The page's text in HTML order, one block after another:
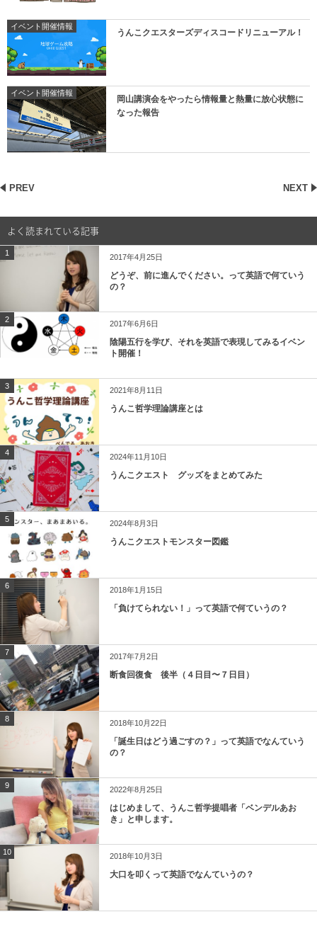
イベント開催情報
うんこクエスターズディスコードリニューアル！
イベント開催情報
岡山講演会をやったら情報量と熱量に放心状態に
なった報告
PREV NEXT
よく読まれている記事
1 2017年4月25日
どうぞ、前に進んでください。って英語で何ていう
の？
2 2017年6月6日
陰陽五行を学び、それを英語で表現してみるイベン
ト開催！
3 2021年8月11日
うんこ哲学理論講座とは
4 2024年11月10日
うんこクエスト グッズをまとめてみた
5 2024年8月3日
うんこクエストモンスター図鑑
6 2018年1月15日
「負けてられない！」って英語で何ていうの？
7 2017年7月2日
断食回復食 後半（４日目〜７日目）
8 2018年10月22日
「誕生日はどう過ごすの？」って英語でなんていう
の？
9 2022年8月25日
はじめまして、うんこ哲学提唱者「ベンデルあお
き」と申します。
10 2018年10月3日
大口を叩くって英語でなんていうの？